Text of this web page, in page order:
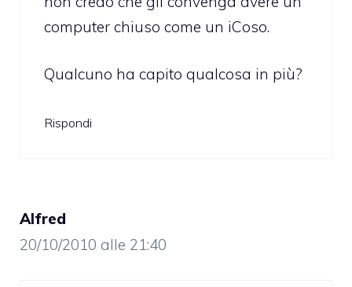
computer chiuso come un iCoso.
Qualcuno ha capito qualcosa in più?
Rispondi
Alfred
20/10/2010 alle 21:40